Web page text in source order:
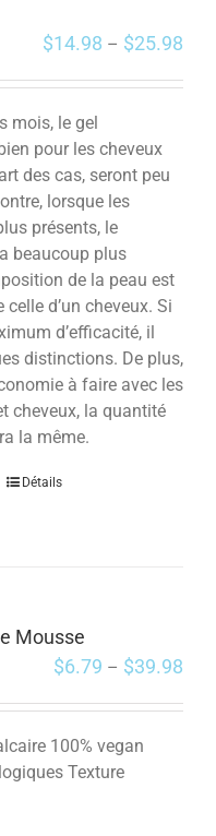
$14.98 – $25.98
mois, le gel
pour les cheveux
des cas, seront peu
lorsque les
présents, le
beaucoup plus
de la peau est
d’un cheveux. Si
d’efficacité, il
distinctions. De plus,
à faire avec les
cheveux, la quantité
la même.
Détails
Mousse
$6.79 – $39.98
100% vegan
Texture